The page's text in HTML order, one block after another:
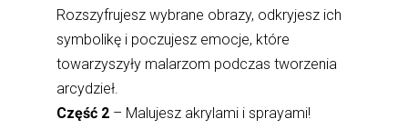
Rozszyfrujesz wybrane obrazy, odkryjesz ich
symbolikę i poczujesz emocje, które
towarzyszyły malarzom podczas tworzenia
arcydzieł.
Część 2 – Malujesz akrylami i sprayami!